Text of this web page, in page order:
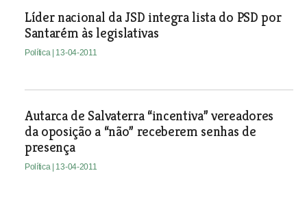
Líder nacional da JSD integra lista do PSD por
Santarém às legislativas
Política | 13-04-2011
Autarca de Salvaterra “incentiva” vereadores
da oposição a “não” receberem senhas de
presença
Política | 13-04-2011